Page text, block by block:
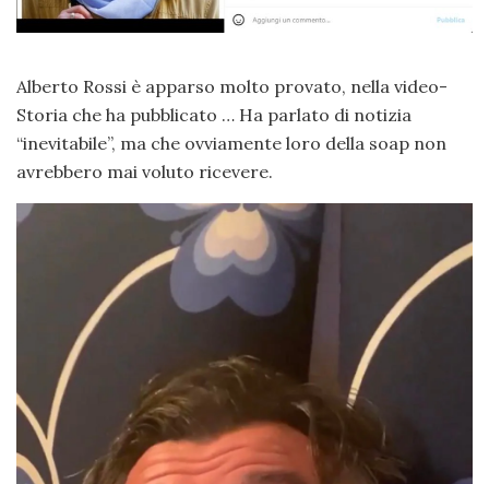
Alberto Rossi è apparso molto provato, nella video-
Storia che ha pubblicato … Ha parlato di notizia
“inevitabile”, ma che ovviamente loro della soap non
avrebbero mai voluto ricevere.